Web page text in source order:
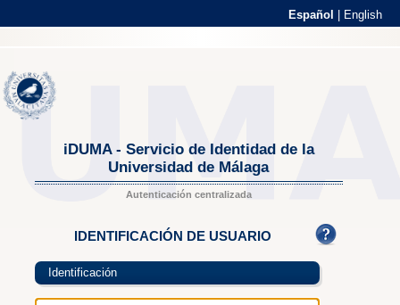
Español English
iDUMA - Servicio de Identidad de la
Universidad de Málaga
Autenticación centralizada
IDENTIFICACIÓN DE USUARIO
Identificación